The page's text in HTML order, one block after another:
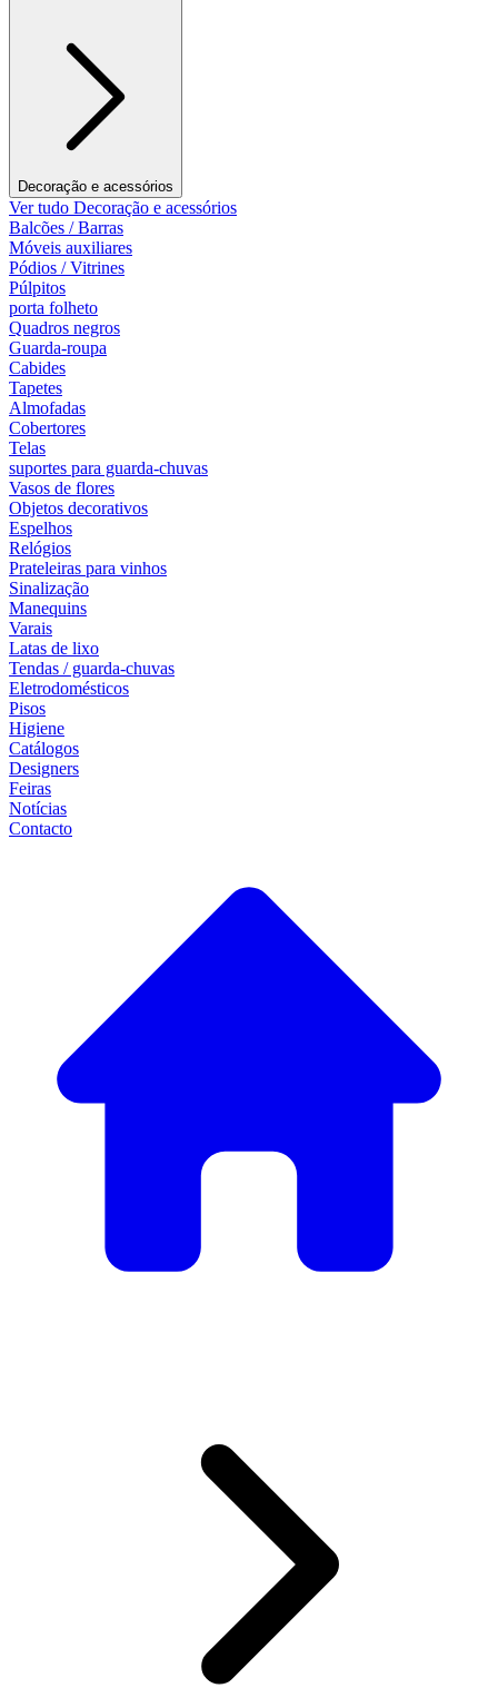
Decoração e acessórios
Ver tudo Decoração e acessórios
Balcões / Barras
Móveis auxiliares
Pódios / Vitrines
Púlpitos
porta folheto
Quadros negros
Guarda-roupa
Cabides
Tapetes
Almofadas
Cobertores
Telas
suportes para guarda-chuvas
Vasos de flores
Objetos decorativos
Espelhos
Relógios
Prateleiras para vinhos
Sinalização
Manequins
Varais
Latas de lixo
Tendas / guarda-chuvas
Eletrodomésticos
Pisos
Higiene
Catálogos
Designers
Feiras
Notícias
Contacto